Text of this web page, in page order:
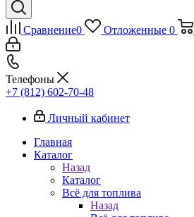
Сравнение0 Отложенные 0
Телефоны
+7 (812) 602-70-48
Личный кабинет
Главная
Каталог
Назад
Каталог
Всё для топлива
Назад